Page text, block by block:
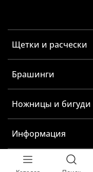
Щетки и расчески
Брашинги
Ножницы и бигуди
Информация